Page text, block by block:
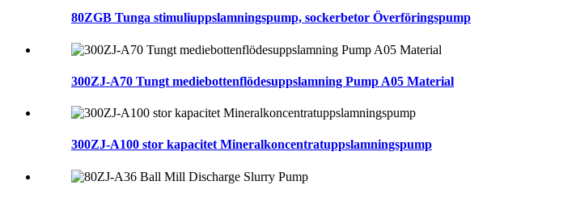
80ZGB Tunga stimuliuppslamningspump, sockerbetor Överföringspump
300ZJ-A70 Tungt mediebottenflödesuppslamning Pump A05 Material
300ZJ-A100 stor kapacitet Mineralkoncentratuppslamningspump